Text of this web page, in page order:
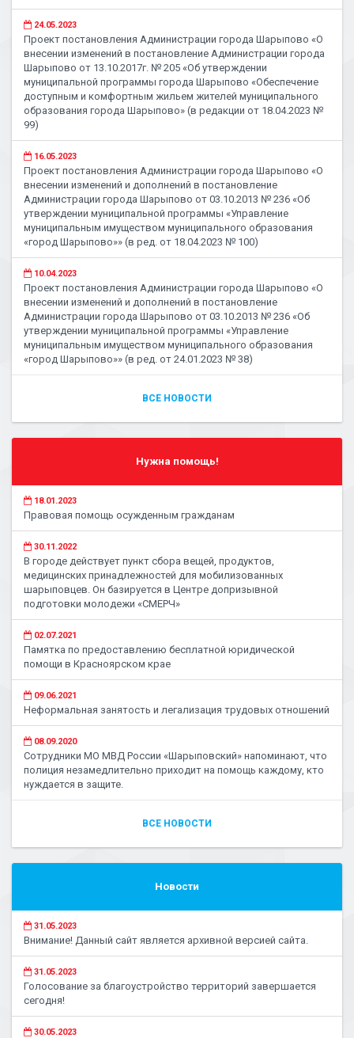
24.05.2023
Проект постановления Администрации города Шарыпово «О
внесении изменений в постановление Администрации города
Шарыпово от 13.10.2017г. № 205 «Об утверждении
муниципальной программы города Шарыпово «Обеспечение
доступным и комфортным жильем жителей муниципального
образования города Шарыпово» (в редакции от 18.04.2023 №
99)
16.05.2023
Проект постановления Администрации города Шарыпово «О
внесении изменений и дополнений в постановление
Администрации города Шарыпово от 03.10.2013 № 236 «Об
утверждении муниципальной программы «Управление
муниципальным имуществом муниципального образования
«город Шарыпово»» (в ред. от 18.04.2023 № 100)
10.04.2023
Проект постановления Администрации города Шарыпово «О
внесении изменений и дополнений в постановление
Администрации города Шарыпово от 03.10.2013 № 236 «Об
утверждении муниципальной программы «Управление
муниципальным имуществом муниципального образования
«город Шарыпово»» (в ред. от 24.01.2023 № 38)
ВСЕ НОВОСТИ
Нужна помощь!
18.01.2023
Правовая помощь осужденным гражданам
30.11.2022
В городе действует пункт сбора вещей, продуктов,
медицинских принадлежностей для мобилизованных
шарыповцев. Он базируется в Центре допризывной
подготовки молодежи «СМЕРЧ»
02.07.2021
Памятка по предоставлению бесплатной юридической
помощи в Красноярском крае
09.06.2021
Неформальная занятость и легализация трудовых отношений
08.09.2020
Сотрудники МО МВД России «Шарыповский» напоминают, что
полиция незамедлительно приходит на помощь каждому, кто
нуждается в защите.
ВСЕ НОВОСТИ
Новости
31.05.2023
Внимание! Данный сайт является архивной версией сайта.
31.05.2023
Голосование за благоустройство территорий завершается
сегодня!
30.05.2023